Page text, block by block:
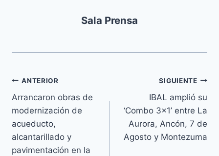
Sala Prensa
ANTERIOR
Arrancaron obras de
modernización de
acueducto,
alcantarillado y
pavimentación en la
SIGUIENTE
IBAL amplió su
‘Combo 3×1’ entre La
Aurora, Ancón, 7 de
Agosto y Montezuma